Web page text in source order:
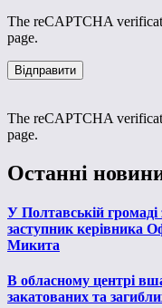
The reCAPTCHA
page.
The reCAPTCHA
page.
Останні
У Полтавській
заступник керівника
Микита
В обласному центрі
закатованих та